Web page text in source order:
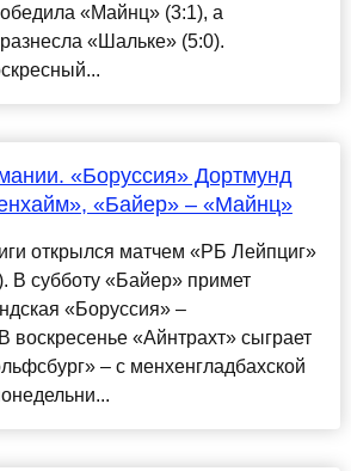
«Майнц» (3:1), а
«Шальке» (5:0).
«Боруссия» Дортмунд
«Байер» – «Майнц»
открылся матчем «РБ Лейпциг»
В субботу «Байер» примет
«Боруссия» –
«Айнтрахт» сыграет
– с менхенгладбахской